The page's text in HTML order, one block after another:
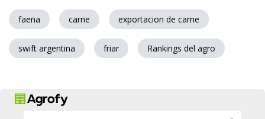
faena carne exportacion de carne
swift argentina friar Rankings del agro